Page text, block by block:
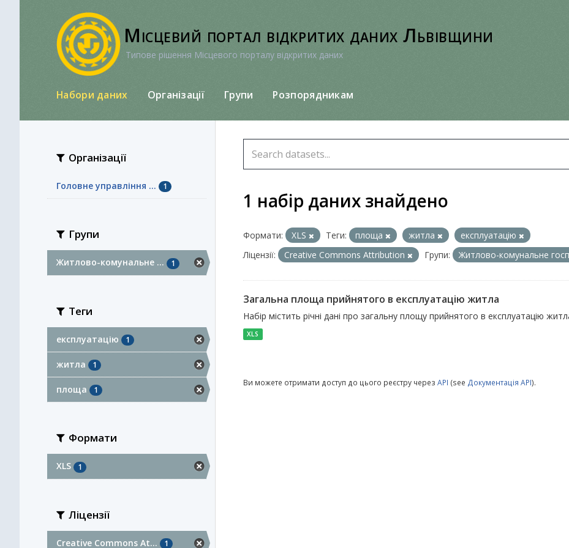
Місцевий портал відкритих даних Львівщини
Типове рішення Місцевого порталу відкритих даних
Набори даних Організації Групи Розпорядникам
Організації
Головне управління ... 1
Групи
Житлово-комунальне ... 1
Теги
експлуатацію 1
житла 1
площа 1
Формати
XLS 1
Ліцензії
Creative Commons At... 1
1 набір даних знайдено
Формати: XLS Теги: площа житла
експлуатацію
Ліцензії:
Creative Commons Attribution Групи: Житлово-комунальне
Загальна площа прийнятого в експлуатацію житла
Набір містить річні дані про загальну площу прийнятого в експлуатацію
XLS
Ви можете отримати доступ до цього реєстру через API (see Документація API).